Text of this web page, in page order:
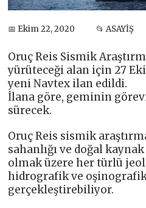
📅 Ekim 22, 2020 📂 ASAYİŞ
Oruç Reis Sismik
yürüteceği alan için 27
yeni Navtex ilan edildi.
İlana göre, geminin
sürecek.
Oruç Reis sismik
sahanlığı ve doğal
olmak üzere her türlü
hidrografik ve oşinografik
gerçekleştirebiliyor.